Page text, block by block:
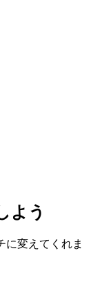
よう
変えてくれま